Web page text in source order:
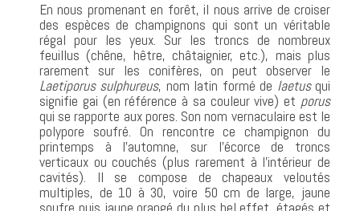
En nous promenant en forêt, il nous arrive de croiser
des espèces de champignons qui sont un véritable
régal pour les yeux. Sur les troncs de nombreux
feuillus (chêne, hêtre, châtaignier, etc.), mais plus
rarement sur les conifères, on peut observer le
Laetiporus sulphureus, nom latin formé de laetusqui
signifie gai (en référence à sa couleur vive) et porus
qui se rapporte aux pores. Son nom vernaculaire est le
polypore soufré. On rencontre ce champignon du
printemps à l’automne, sur l’écorce de troncs
verticaux ou couchés (plus rarement à l’intérieur de
cavités). Il se compose de chapeaux veloutés
multiples, de 10 à 30, voire 50 cm de large, jaune